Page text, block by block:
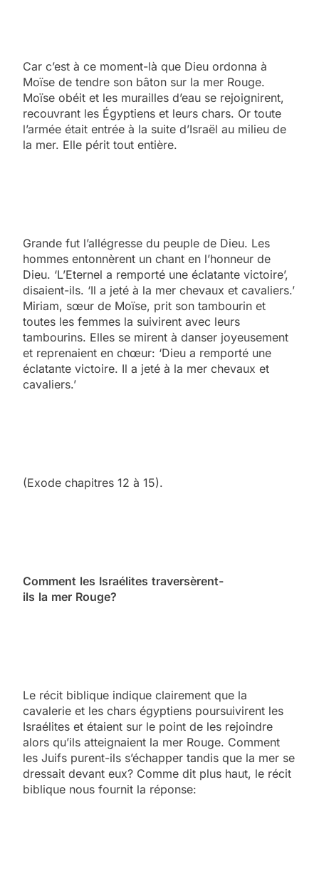
Car c’est à ce moment-là que Dieu ordonna à
Moïse de tendre son bâton sur la mer Rouge.
Moïse obéit et les murailles d’eau se rejoignirent,
recouvrant les Égyptiens et leurs chars. Or toute
l’armée était entrée à la suite d’Israël au milieu de
la mer. Elle périt tout entière.
Grande fut l’allégresse du peuple de Dieu. Les
hommes entonnèrent un chant en l’honneur de
Dieu. ‘L’Eternel a remporté une éclatante victoire’,
disaient-ils. ‘Il a jeté à la mer chevaux et cavaliers.’
Miriam, sœur de Moïse, prit son tambourin et
toutes les femmes la suivirent avec leurs
tambourins. Elles se mirent à danser joyeusement
et reprenaient en chœur: ‘Dieu a remporté une
éclatante victoire. Il a jeté à la mer chevaux et
cavaliers.’
(Exode chapitres 12 à 15).
Comment les Israélites traversèrent-
ils la mer Rouge?
Le récit biblique indique clairement que la
cavalerie et les chars égyptiens poursuivirent les
Israélites et étaient sur le point de les rejoindre
alors qu’ils atteignaient la mer Rouge. Comment
les Juifs purent-ils s’échapper tandis que la mer se
dressait devant eux? Comme dit plus haut, le récit
biblique nous fournit la réponse: